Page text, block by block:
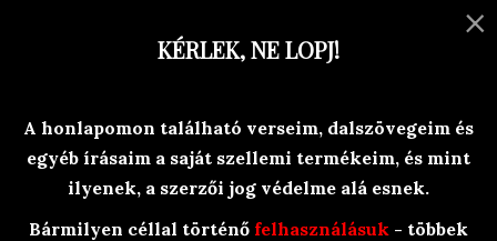
valóság-ok
Branyiczky Rita
×
KÉRLEK, NE LOPJ!
A honlapomon található verseim, dalszövegeim és
egyéb írásaim a saját szellemi termékeim, és mint
ilyenek, a szerzői jog védelme alá esnek.
Bármilyen céllal történő felhasználásuk - többek